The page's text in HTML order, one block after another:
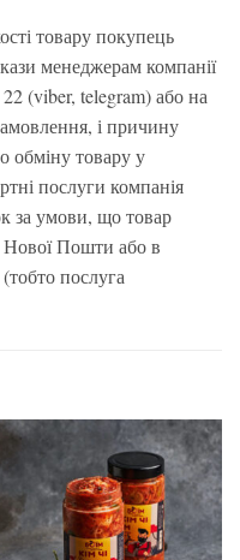
товару покупець
менеджерам компанії
(viber, telegram) або на
і причину
обміну товару у
послуги компанія
за умови, що товар
Нової Пошти або в
послуга